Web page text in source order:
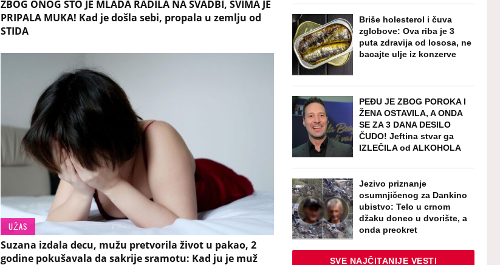
ZBOG ONOG ŠTO JE MLADA RADILA NA SVADBI, SVIMA JE
PRIPALA MUKA! Kad je došla sebi, propala u zemlju od
STIDA
UŽAS
Suzana izdala decu, mužu pretvorila život u pakao, 2
godine pokušavala da sakrije sramotu: Kad ju je muž
Briše holesterol i čuva
zglobove: Ova riba je 3
puta zdravija od lososa, ne
bacajte ulje iz konzerve
PEĐU JE ZBOG POROKA I
ŽENA OSTAVILA, A ONDA
SE ZA 3 DANA DESILO
ČUDO! Jeftina stvar ga
IZLEČILA od ALKOHOLA
Jezivo priznanje
osumnjičenog za Dankino
ubistvo: Telo u crnom
džaku doneo u dvorište, a
onda preokret
SVE NAJČITANIJE VESTI